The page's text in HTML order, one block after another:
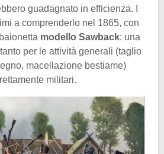
guadagnato in efficienza. I
a comprenderlo nel 1865, con
modello Sawback: una
per le attività generali (taglio
macellazione bestiame)
militari.